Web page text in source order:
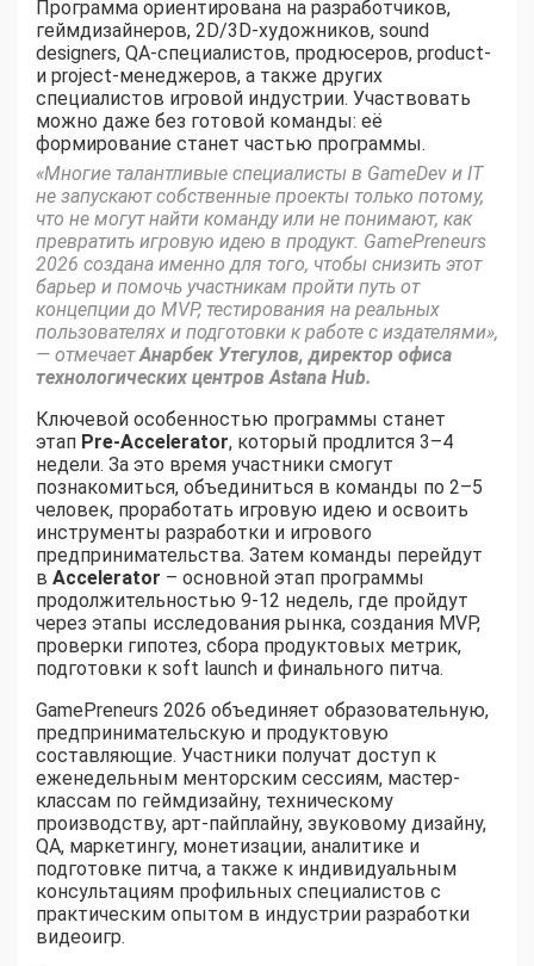
Программа ориентирована на разработчиков,
геймдизайнеров, 2D/3D-художников, sound
designers, QA-специалистов, продюсеров, product-
и project-менеджеров, а также других
специалистов игровой индустрии. Участвовать
можно даже без готовой команды: её
формирование станет частью программы.
«Многие талантливые специалисты в GameDev и IT
не запускают собственные проекты только потому,
что не могут найти команду или не понимают, как
превратить игровую идею в продукт. GamePreneurs
2026 создана именно для того, чтобы снизить этот
барьер и помочь участникам пройти путь от
концепции до MVP, тестирования на реальных
пользователях и подготовки к работе с издателями»,
— отмечаетАнарбек Утегулов, директор офиса
технологических центров Astana Hub.
Ключевой особенностью программы станет
этап Pre-Accelerator, который продлится 3–4
недели. За это время участники смогут
познакомиться, объединиться в команды по 2–5
человек, проработать игровую идею и освоить
инструменты разработки и игрового
предпринимательства. Затем команды перейдут
в Accelerator – основной этап программы
продолжительностью 9-12 недель, где пройдут
через этапы исследования рынка, создания MVP,
проверки гипотез, сбора продуктовых метрик,
подготовки к soft launch и финального питча.
GamePreneurs 2026 объединяет образовательную,
предпринимательскую и продуктовую
составляющие. Участники получат доступ к
еженедельным менторским сессиям, мастер-
классам по геймдизайну, техническому
производству, арт-пайплайну, звуковому дизайну,
QA, маркетингу, монетизации, аналитике и
подготовке питча, а также к индивидуальным
консультациям профильных специалистов с
практическим опытом в индустрии разработки
видеоигр.